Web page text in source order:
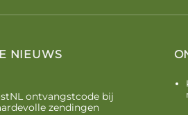
NIEUWS
ontvangstcode bij
zendingen